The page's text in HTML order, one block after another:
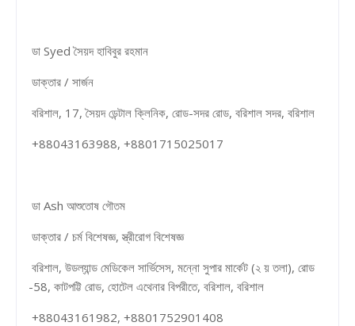
ডা Syed সৈয়দ হাবিবুর রহমান
ডাক্তার / সার্জন
বরিশাল, 17, সৈয়দ ডেন্টাল ক্লিনিক, রোড-সদর রোড, বরিশাল সদর, বরিশাল
+88043163988, +8801715025017
ডা Ash আশুতোষ গৌতম
ডাক্তার / চর্ম বিশেষজ্ঞ, স্ত্রীরোগ বিশেষজ্ঞ
বরিশাল, উডল্যান্ড মেডিকেল সার্ভিসেস, মন্নো সুপার মার্কেট (২ য় তলা), রোড
-58, কাটপট্টি রোড, হোটেল এথেনার বিপরীতে, বরিশাল, বরিশাল
+88043161982, +8801752901408